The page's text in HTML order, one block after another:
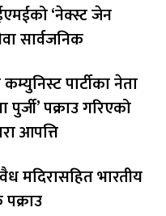
‘नेक्स्ट जेन
सार्वजनिक
कम्युनिस्ट पार्टीका नेता
पुर्जी’ पक्राउ गरिएको
आपत्ति
मदिरासहित भारतीय